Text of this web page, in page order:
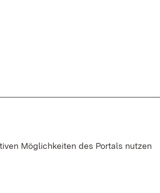
Möglichkeiten des Portals nutzen